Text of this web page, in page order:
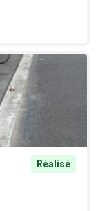
Réalisé